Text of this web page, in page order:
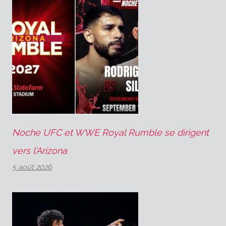
Noche UFC et WWE Royal Rumble se dirigent
vers l’Arizona
5 août 2026